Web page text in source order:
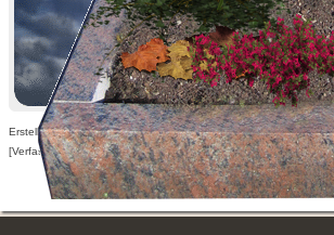
Erstellt am 12.10.2015,
[Verfasser nur für angemeldete Benutzer sichtbar]